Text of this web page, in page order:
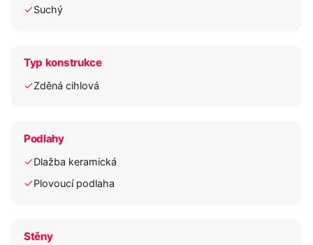
Suchý
Typ konstrukce
Zděná cihlová
Podlahy
Dlažba keramická
Plovoucí podlaha
Stěny